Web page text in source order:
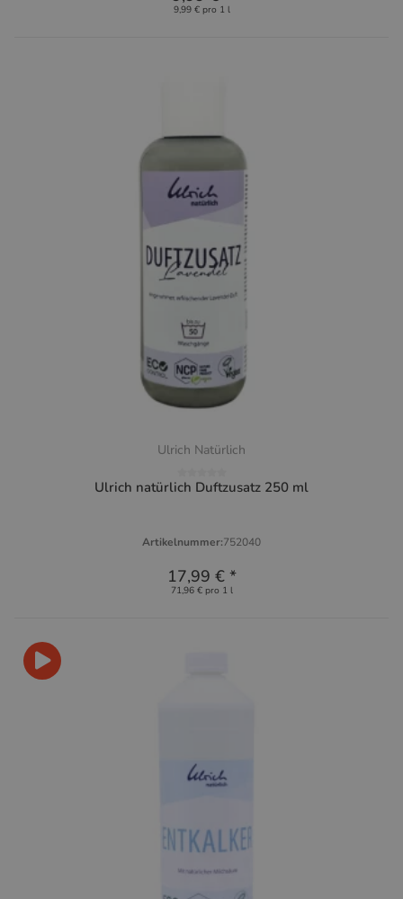
9,99 € pro 1 l
Ulrich Natürlich
Ulrich natürlich Duftzusatz 250 ml
Artikelnummer:752040
17,99 € *
71,96 € pro 1 l